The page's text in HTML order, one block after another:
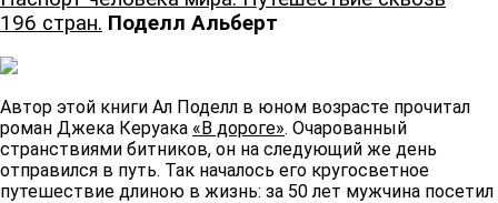
196 стран. Поделл Альберт
Автор этой книги Ал Поделл в юном возрасте прочитал
роман Джека Керуака «В дороге». Очарованный
странствиями битников, он на следующий же день
отправился в путь. Так началось его кругосветное
путешествие длиною в жизнь: за 50 лет мужчина посетил